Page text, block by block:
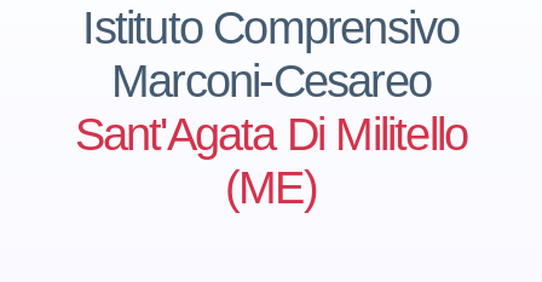
Istituto Comprensivo
Marconi-Cesareo
Sant'Agata Di Militello
(ME)